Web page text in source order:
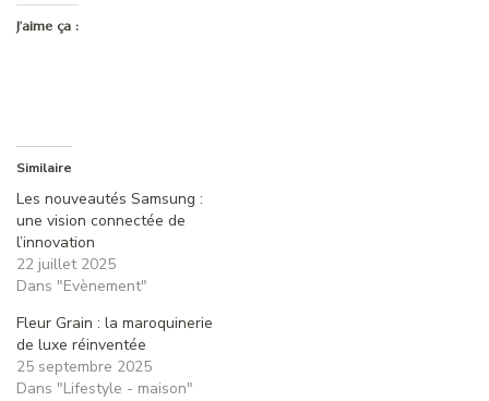
J’aime ça :
Similaire
Les nouveautés Samsung :
une vision connectée de
l’innovation
22 juillet 2025
Dans "Evènement"
Fleur Grain : la maroquinerie
de luxe réinventée
25 septembre 2025
Dans "Lifestyle - maison"